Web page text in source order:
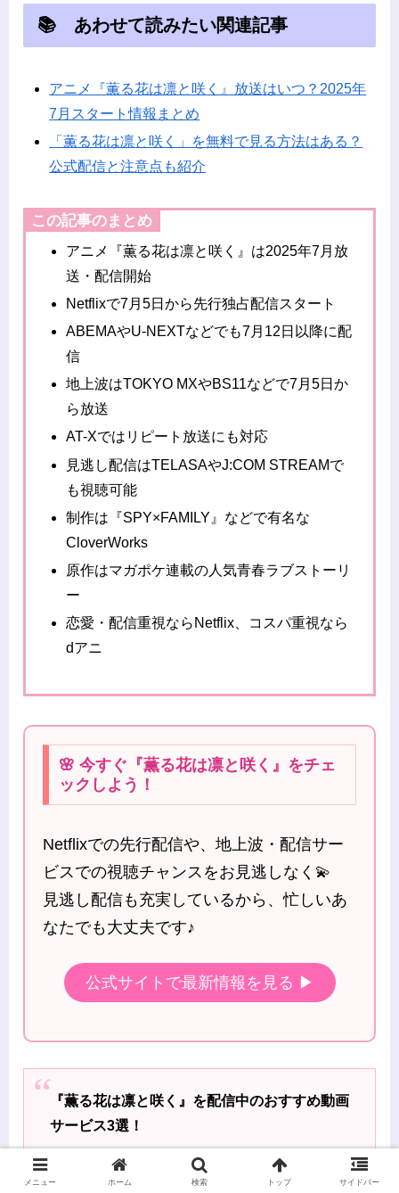
📚 あわせて読みたい関連記事
アニメ『薫る花は凛と咲く』放送はいつ？2025年
7月スタート情報まとめ
「薫る花は凛と咲く」を無料で見る方法はある？
公式配信と注意点も紹介
この記事のまとめ
アニメ『薫る花は凛と咲く』は2025年7月放
送・配信開始
Netflixで7月5日から先行独占配信スタート
ABEMAやU-NEXTなどでも7月12日以降に配
信
地上波はTOKYO MXやBS11などで7月5日か
ら放送
AT-Xではリピート放送にも対応
見逃し配信はTELASAやJ:COM STREAMで
も視聴可能
制作は『SPY×FAMILY』などで有名な
CloverWorks
原作はマガポケ連載の人気青春ラブストーリ
ー
恋愛・配信重視ならNetflix、コスパ重視なら
dアニ
🌸 今すぐ『薫る花は凛と咲く』をチェ
ックしよう！
Netflixでの先行配信や、地上波・配信サー
ビスでの視聴チャンスをお見逃しなく💫
見逃し配信も充実しているから、忙しいあ
なたでも大丈夫です♪
公式サイトで最新情報を見る ▶
『薫る花は凛と咲く』を配信中のおすすめ動画
サービス3選！
「見逃した回をすぐに観たい…」
メニュー ホーム 検索 トップ サイドバー